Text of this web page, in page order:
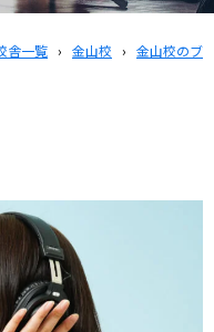
舎一覧 › 金山校 › 金山校のブ